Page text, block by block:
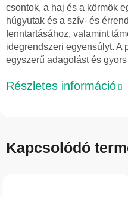
csontok, a haj és a körmök
húgyutak és a szív- és
fenntartásához, valamint
idegrendszeri egyensúlyt. A
egyszerű adagolást és
Részletes információ
Kapcsolódó